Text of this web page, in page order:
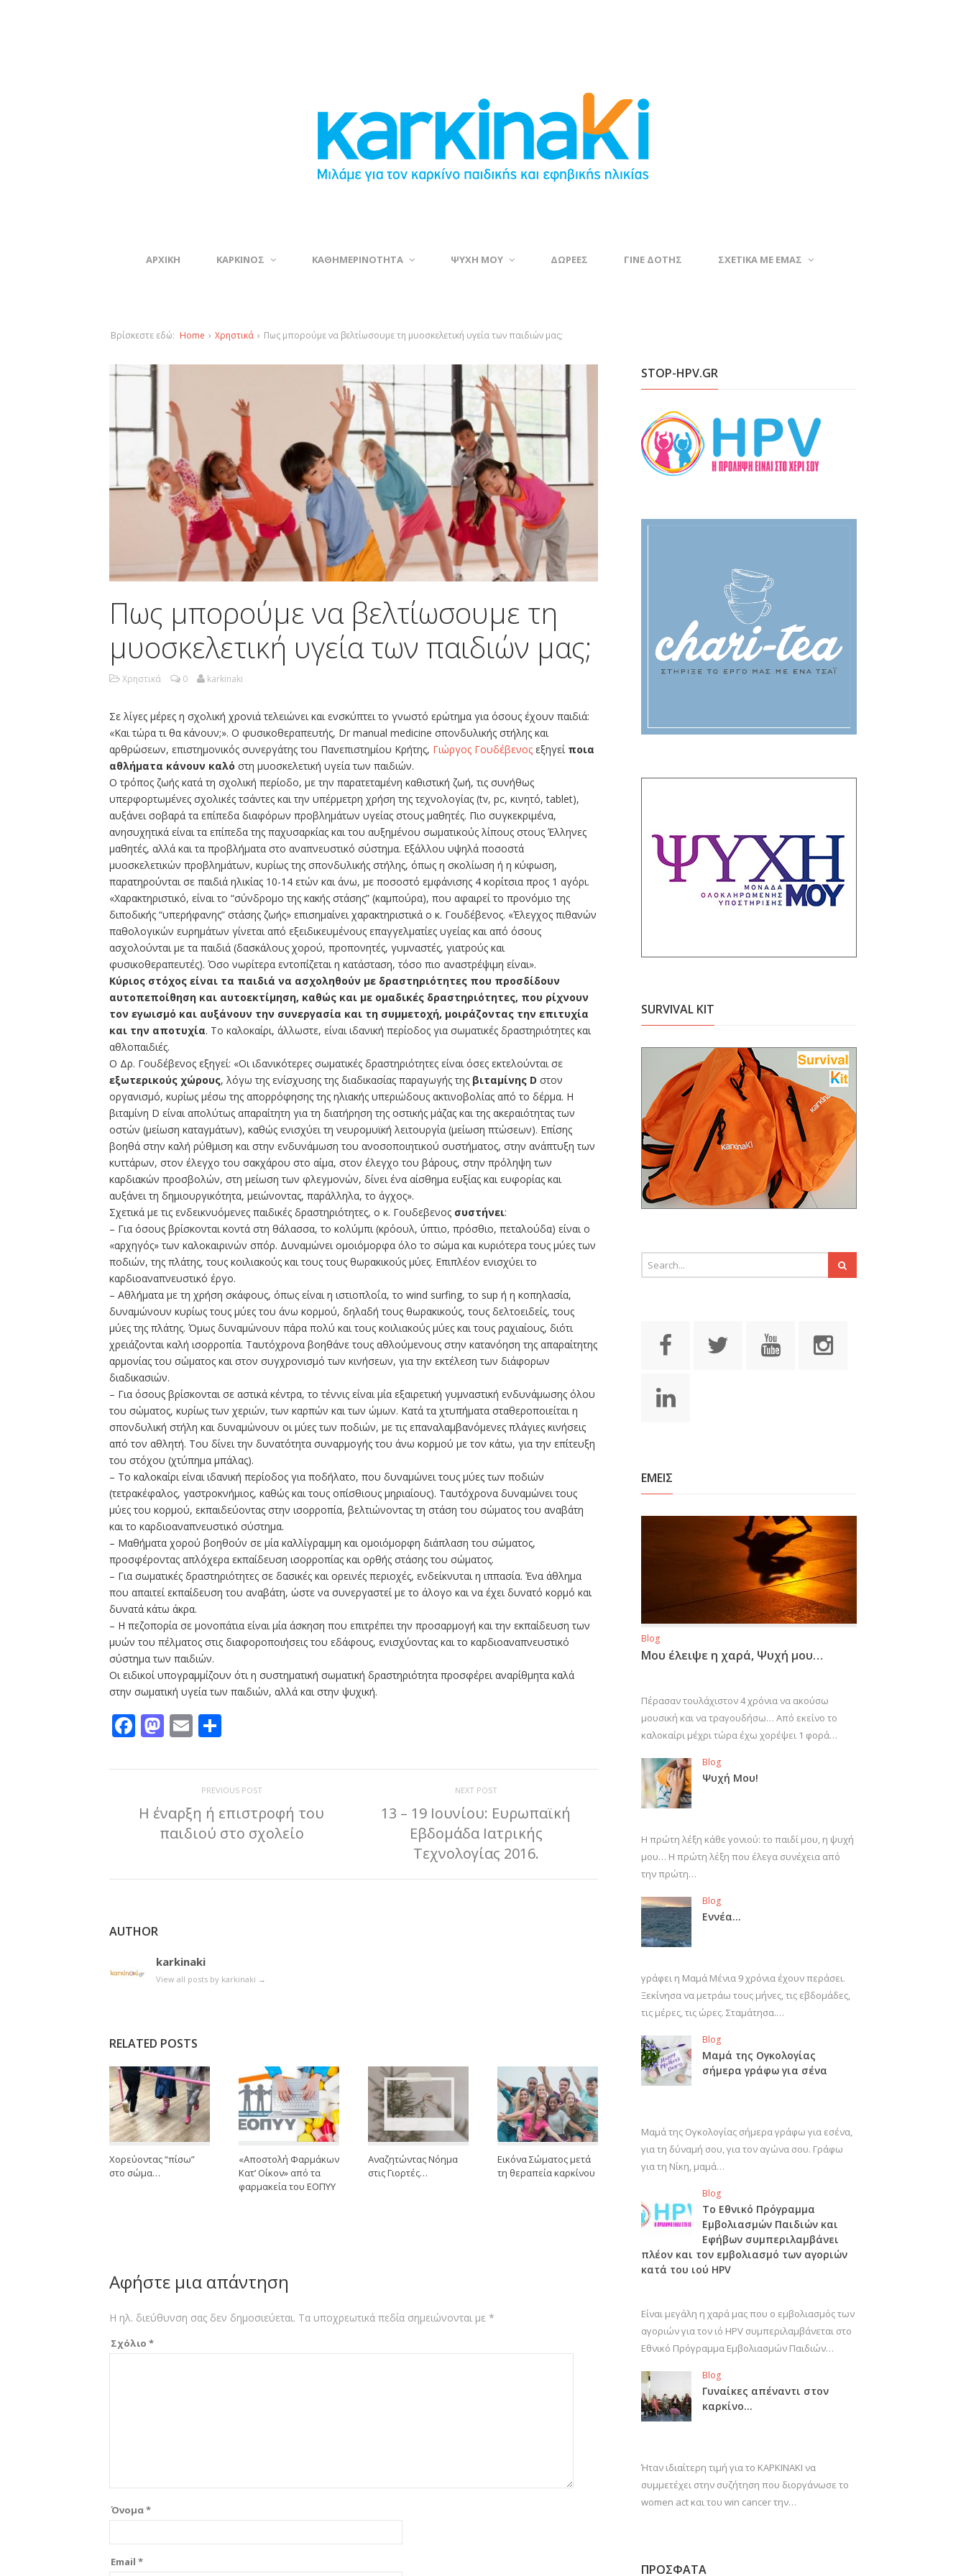
ΑΡΧΙΚΗ ΚΑΡΚΙΝΟΣ ΚΑΘΗΜΕΡΙΝΟΤΗΤΑ ΨΥΧΗ ΜΟΥ ΔΩΡΕΕΣ ΓΙΝΕ ΔΟΤΗΣ ΣΧΕΤΙΚΑ ΜΕ ΕΜΑΣ
Βρίσκεστε εδώ: Home › Χρηστικά › Πως μπορούμε να βελτίωσουμε τη μυοσκελετική υγεία των παιδιών μας;
Πως μπορούμε να βελτίωσουμε τη
μυοσκελετική υγεία των παιδιών μας;
Χρηστικά 0 karkinaki
Σε λίγες μέρες η σχολική χρονιά τελειώνει και ενσκύπτει το γνωστό ερώτημα για όσους έχουν παιδιά:
«Και τώρα τι θα κάνουν;». Ο φυσικοθεραπευτής, Dr manual medicine σπονδυλικής στήλης και
αρθρώσεων, επιστημονικός συνεργάτης του Πανεπιστημίου Κρήτης, Γιώργος Γουδέβενος εξηγεί ποια
αθλήματα κάνουν καλό στη μυοσκελετική υγεία των παιδιών.
Ο τρόπος ζωής κατά τη σχολική περίοδο, με την παρατεταμένη καθιστική ζωή, τις συνήθως
υπερφορτωμένες σχολικές τσάντες και την υπέρμετρη χρήση της τεχνολογίας (tv, pc, κινητό, tablet),
αυξάνει σοβαρά τα επίπεδα διαφόρων προβλημάτων υγείας στους μαθητές. Πιο συγκεκριμένα,
ανησυχητικά είναι τα επίπεδα της παχυσαρκίας και του αυξημένου σωματικούς λίπους στους Έλληνες
μαθητές, αλλά και τα προβλήματα στο αναπνευστικό σύστημα. Εξάλλου υψηλά ποσοστά
μυοσκελετικών προβλημάτων, κυρίως της σπονδυλικής στήλης, όπως η σκολίωση ή η κύφωση,
παρατηρούνται σε παιδιά ηλικίας 10-14 ετών και άνω, με ποσοστό εμφάνισης 4 κορίτσια προς 1 αγόρι.
«Χαρακτηριστικό, είναι το “σύνδρομο της κακής στάσης” (καμπούρα), που αφαιρεί το προνόμιο της
διποδικής “υπερήφανης” στάσης ζωής» επισημαίνει χαρακτηριστικά ο κ. Γουδέβενος. «Έλεγχος πιθανών
παθολογικών ευρημάτων γίνεται από εξειδικευμένους επαγγελματίες υγείας και από όσους
ασχολούνται με τα παιδιά (δασκάλους χορού, προπονητές, γυμναστές, γιατρούς και
φυσικοθεραπευτές). Όσο νωρίτερα εντοπίζεται η κατάσταση, τόσο πιο αναστρέψιμη είναι».
Κύριος στόχος είναι τα παιδιά να ασχοληθούν με δραστηριότητες που προσδίδουν
αυτοπεποίθηση και αυτοεκτίμηση, καθώς και με ομαδικές δραστηριότητες, που ρίχνουν
τον εγωισμό και αυξάνουν την συνεργασία και τη συμμετοχή, μοιράζοντας την επιτυχία
και την αποτυχία. Το καλοκαίρι, άλλωστε, είναι ιδανική περίοδος για σωματικές δραστηριότητες και
αθλοπαιδιές.
Ο Δρ. Γουδέβενος εξηγεί: «Οι ιδανικότερες σωματικές δραστηριότητες είναι όσες εκτελούνται σε
εξωτερικούς χώρους, λόγω της ενίσχυσης της διαδικασίας παραγωγής της βιταμίνης D στον
οργανισμό, κυρίως μέσω της απορρόφησης της ηλιακής υπεριώδους ακτινοβολίας από το δέρμα. Η
βιταμίνη D είναι απολύτως απαραίτητη για τη διατήρηση της οστικής μάζας και της ακεραιότητας των
οστών (μείωση καταγμάτων), καθώς ενισχύει τη νευρομυϊκή λειτουργία (μείωση πτώσεων). Επίσης
βοηθά στην καλή ρύθμιση και στην ενδυνάμωση του ανοσοποιητικού συστήματος, στην ανάπτυξη των
κυττάρων, στον έλεγχο του σακχάρου στο αίμα, στον έλεγχο του βάρους, στην πρόληψη των
καρδιακών προσβολών, στη μείωση των φλεγμονών, δίνει ένα αίσθημα ευξίας και ευφορίας και
αυξάνει τη δημιουργικότητα, μειώνοντας, παράλληλα, το άγχος».
Σχετικά με τις ενδεικνυόμενες παιδικές δραστηριότητες, ο κ. Γουδεβενος συστήνει:
– Για όσους βρίσκονται κοντά στη θάλασσα, το κολύμπι (κρόουλ, ύπτιο, πρόσθιο, πεταλούδα) είναι ο
«αρχηγός» των καλοκαιρινών σπόρ. Δυναμώνει ομοιόμορφα όλο το σώμα και κυριότερα τους μύες των
ποδιών, της πλάτης, τους κοιλιακούς και τους τους θωρακικούς μύες. Επιπλέον ενισχύει το
καρδιοαναπνευστικό έργο.
– Αθλήματα με τη χρήση σκάφους, όπως είναι η ιστιοπλοΐα, το wind surfing, το sup ή η κοπηλασία,
δυναμώνουν κυρίως τους μύες του άνω κορμού, δηλαδή τους θωρακικούς, τους δελτοειδείς, τους
μύες της πλάτης. Όμως δυναμώνουν πάρα πολύ και τους κοιλιακούς μύες και τους ραχιαίους, διότι
χρειάζονται καλή ισορροπία. Ταυτόχρονα βοηθάνε τους αθλούμενους στην κατανόηση της απαραίτητης
αρμονίας του σώματος και στον συγχρονισμό των κινήσεων, για την εκτέλεση των διάφορων
διαδικασιών.
– Για όσους βρίσκονται σε αστικά κέντρα, το τέννις είναι μία εξαιρετική γυμναστική ενδυνάμωσης όλου
του σώματος, κυρίως των χεριών, των καρπών και των ώμων. Κατά τα χτυπήματα σταθεροποιείται η
σπονδυλική στήλη και δυναμώνουν οι μύες των ποδιών, με τις επαναλαμβανόμενες πλάγιες κινήσεις
από τον αθλητή. Του δίνει την δυνατότητα συναρμογής του άνω κορμού με τον κάτω, για την επίτευξη
του στόχου (χτύπημα μπάλας).
– Το καλοκαίρι είναι ιδανική περίοδος για ποδήλατο, που δυναμώνει τους μύες των ποδιών
(τετρακέφαλος, γαστροκνήμιος, καθώς και τους οπίσθιους μηριαίους). Ταυτόχρονα δυναμώνει τους
μύες του κορμού, εκπαιδεύοντας στην ισορροπία, βελτιώνοντας τη στάση του σώματος του αναβάτη
και το καρδιοαναπνευστικό σύστημα.
– Μαθήματα χορού βοηθούν σε μία καλλίγραμμη και ομοιόμορφη διάπλαση του σώματος,
προσφέροντας απλόχερα εκπαίδευση ισορροπίας και ορθής στάσης του σώματος.
– Για σωματικές δραστηριότητες σε δασικές και ορεινές περιοχές, ενδείκνυται η ιππασία. Ένα άθλημα
που απαιτεί εκπαίδευση του αναβάτη, ώστε να συνεργαστεί με το άλογο και να έχει δυνατό κορμό και
δυνατά κάτω άκρα.
– Η πεζοπορία σε μονοπάτια είναι μία άσκηση που επιτρέπει την προσαρμογή και την εκπαίδευση των
μυών του πέλματος στις διαφοροποιήσεις του εδάφους, ενισχύοντας και το καρδιοαναπνευστικό
σύστημα των παιδιών.
Οι ειδικοί υπογραμμίζουν ότι η συστηματική σωματική δραστηριότητα προσφέρει αναρίθμητα καλά
στην σωματική υγεία των παιδιών, αλλά και στην ψυχική.
Facebook
Mastodon
Email
PREVIOUS POST
Η έναρξη ή επιστροφή του
παιδιού στο σχολείο
NEXT POST
13 – 19 Ιουνίου: Ευρωπαϊκή
Εβδομάδα Ιατρικής
Τεχνολογίας 2016.
AUTHOR
karkinaki
View all posts by karkinaki →
RELATED POSTS
Χορεύοντας “πίσω”
στο σώμα…
«Αποστολή Φαρμάκων
Κατ’ Οίκον» από τα
φαρμακεία του ΕΟΠΥΥ
Αναζητώντας Νόημα
στις Γιορτές…
Εικόνα Σώματος μετά
τη θεραπεία καρκίνου
Αφήστε μια απάντηση
Η ηλ. διεύθυνση σας δεν δημοσιεύεται. Τα υποχρεωτικά πεδία σημειώνονται με *
Σχόλιο *
Όνομα*
Email *
STOP-HPV.GR
SURVIVAL KIT
ΕΜΕΙΣ
Blog
Μου έλειψε η χαρά, Ψυχή μου…
Πέρασαν τουλάχιστον 4 χρόνια να ακούσω
μουσική και να τραγουδήσω… Από εκείνο το
καλοκαίρι μέχρι τώρα έχω χορέψει 1 φορά…
Blog
Ψυχή Μου!
Η πρώτη λέξη κάθε γονιού: το παιδί μου, η ψυχή
μου… Η πρώτη λέξη που έλεγα συνέχεια από
την πρώτη…
Blog
Εννέα…
γράφει η Μαμά Μένια 9 χρόνια έχουν περάσει.
Ξεκίνησα να μετράω τους μήνες, τις εβδομάδες,
τις μέρες, τις ώρες. Σταμάτησα.…
Blog
Μαμά της Ογκολογίας
σήμερα γράφω για σένα
Μαμά της Ογκολογίας σήμερα γράφω για εσένα,
για τη δύναμή σου, για τον αγώνα σου. Γράφω
για τη Νίκη, μαμά…
Blog
Το Εθνικό Πρόγραμμα
Εμβολιασμών Παιδιών και
Εφήβων συμπεριλαμβάνει
πλέον και τον εμβολιασμό των αγοριών
κατά του ιού HPV
Είναι μεγάλη η χαρά μας που ο εμβολιασμός των
αγοριών για τον ιό HPV συμπεριλαμβάνεται στο
Εθνικό Πρόγραμμα Εμβολιασμών Παιδιών…
Blog
Γυναίκες απέναντι στον
καρκίνο…
Ήταν ιδιαίτερη τιμή για το ΚΑΡΚΙΝΑΚΙ να
συμμετέχει στην συζήτηση που διοργάνωσε το
women act και του win cancer την…
ΠΡΟΣΦΑΤΑ